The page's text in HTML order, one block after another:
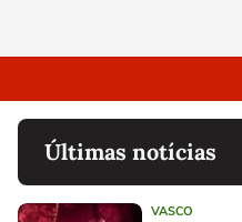
Últimas notícias
VASCO